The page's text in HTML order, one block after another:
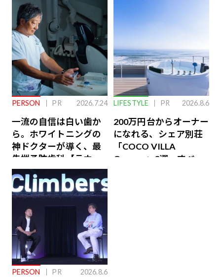
PERSON PR 2026.7.24
一流の自信は白い歯か
ら。ホワイトニングの
神ドクターが導く、最
先端予防歯科【ラウン
ジ会員特典あり】
LIFESTYLE PR 2026.8.6
200万円台からオーナー
になれる、シェア別荘
「COCO VILLA
Owners」3選。すべて
PERSON PR 2026.8.6